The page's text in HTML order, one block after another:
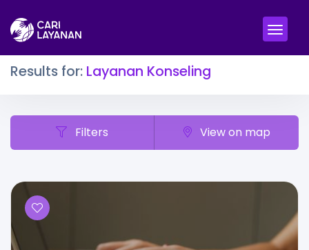
Results for: Layanan Konseling
Filters View on map